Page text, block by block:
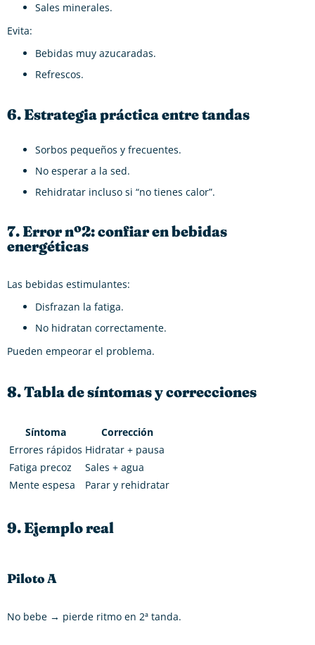
Sales minerales.
Evita:
Bebidas muy azucaradas.
Refrescos.
6. Estrategia práctica entre tandas
Sorbos pequeños y frecuentes.
No esperar a la sed.
Rehidratar incluso si “no tienes calor”.
7. Error nº2: confiar en bebidas
energéticas
Las bebidas estimulantes:
Disfrazan la fatiga.
No hidratan correctamente.
Pueden empeorar el problema.
8. Tabla de síntomas y correcciones
Síntoma
Corrección
Errores rápidos Hidratar + pausa
Fatiga precoz
Sales + agua
Mente espesa
Parar y rehidratar
9. Ejemplo real
Piloto A
No bebe → pierde ritmo en 2ª tanda.